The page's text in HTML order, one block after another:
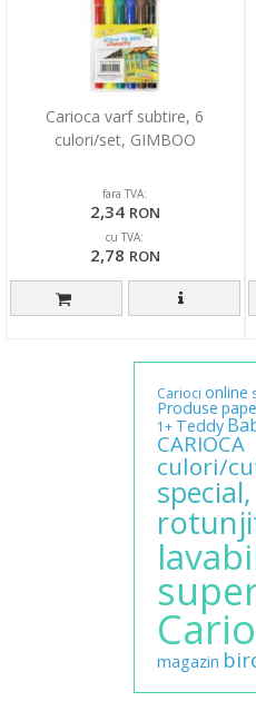
Carioca varf subtire, 6
culori/set, GIMBOO
fara TVA:
2,34 RON
cu TVA:
2,78 RON
Carioci online
Produse
1+ Teddy
CARIOCA
culori/
special,
magazin